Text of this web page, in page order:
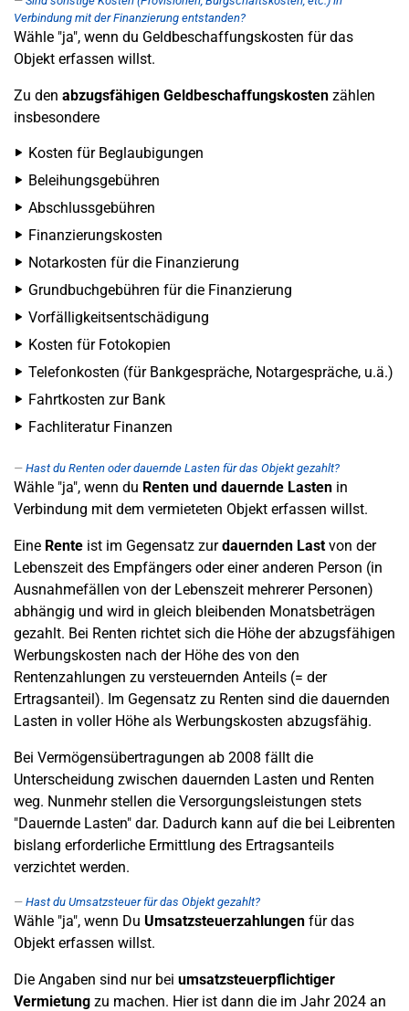
Verbindung mit der Finanzierung entstanden?
Wähle "ja", wenn du Geldbeschaffungskosten für das
Objekt erfassen willst.
Zu den abzugsfähigen Geldbeschaffungskosten zählen
insbesondere
Kosten für Beglaubigungen
Beleihungsgebühren
Abschlussgebühren
Finanzierungskosten
Notarkosten für die Finanzierung
Grundbuchgebühren für die Finanzierung
Vorfälligkeitsentschädigung
Kosten für Fotokopien
Telefonkosten (für Bankgespräche, Notargespräche, u.ä.)
Fahrtkosten zur Bank
Fachliteratur Finanzen
Hast du Renten oder dauernde Lasten für das Objekt gezahlt?
Wähle "ja", wenn du Renten und dauernde Lasten in
Verbindung mit dem vermieteten Objekt erfassen willst.
Eine Rente ist im Gegensatz zurdauernden Lastvon der
Lebenszeit des Empfängers oder einer anderen Person (in
Ausnahmefällen von der Lebenszeit mehrerer Personen)
abhängig und wird in gleich bleibenden Monatsbeträgen
gezahlt. Bei Renten richtet sich die Höhe der abzugsfähigen
Werbungskosten nach der Höhe des von den
Rentenzahlungen zu versteuernden Anteils (= der
Ertragsanteil). Im Gegensatz zu Renten sind die dauernden
Lasten in voller Höhe als Werbungskosten abzugsfähig.
Bei Vermögensübertragungen ab 2008 fällt die
Unterscheidung zwischen dauernden Lasten und Renten
weg. Nunmehr stellen die Versorgungsleistungen stets
"Dauernde Lasten" dar. Dadurch kann auf die bei Leibrenten
bislang erforderliche Ermittlung des Ertragsanteils
verzichtet werden.
Hast du Umsatzsteuer für das Objekt gezahlt?
Wähle "ja", wenn Du Umsatzsteuerzahlungen für das
Objekt erfassen willst.
Die Angaben sind nur bei umsatzsteuerpflichtiger
Vermietung zu machen. Hier ist dann die im Jahr 2024 an